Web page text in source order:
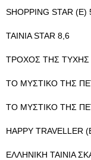
SHOPPING STAR (Ε)
ΤΑΙΝΙΑ STAR 8,6
ΤΡΟΧΟΣ ΤΗΣ ΤΥΧΗΣ
TO ΜΥΣΤΙΚΟ ΤΗΣ
TO ΜΥΣΤΙΚΟ ΤΗΣ
HAPPY TRAVELLER
ΕΛΛΗΝΙΚΗ ΤΑΙΝΙΑ